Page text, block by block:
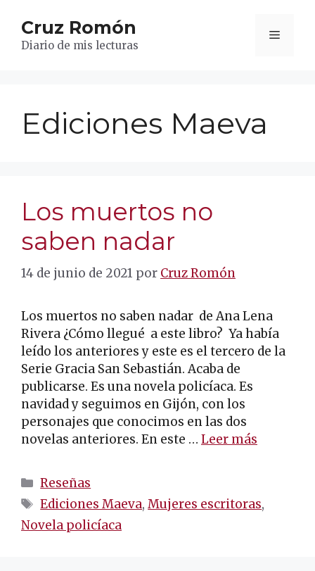
contenido
Cruz Romón
Diario de mis lecturas
Menú
Ediciones Maeva
Los muertos no
saben nadar
14 de junio de 2021 por Cruz Romón
Los muertos no saben nadar de Ana Lena
Rivera ¿Cómo llegué a este libro? Ya había
leído los anteriores y este es el tercero de la
Serie Gracia San Sebastián. Acaba de
publicarse. Es una novela policíaca. Es
navidad y seguimos en Gijón, con los
personajes que conocimos en las dos
novelas anteriores. En este … Leer más
Categorías
Reseñas
Etiquetas
Ediciones Maeva,Mujeres escritoras,
Novela policíaca